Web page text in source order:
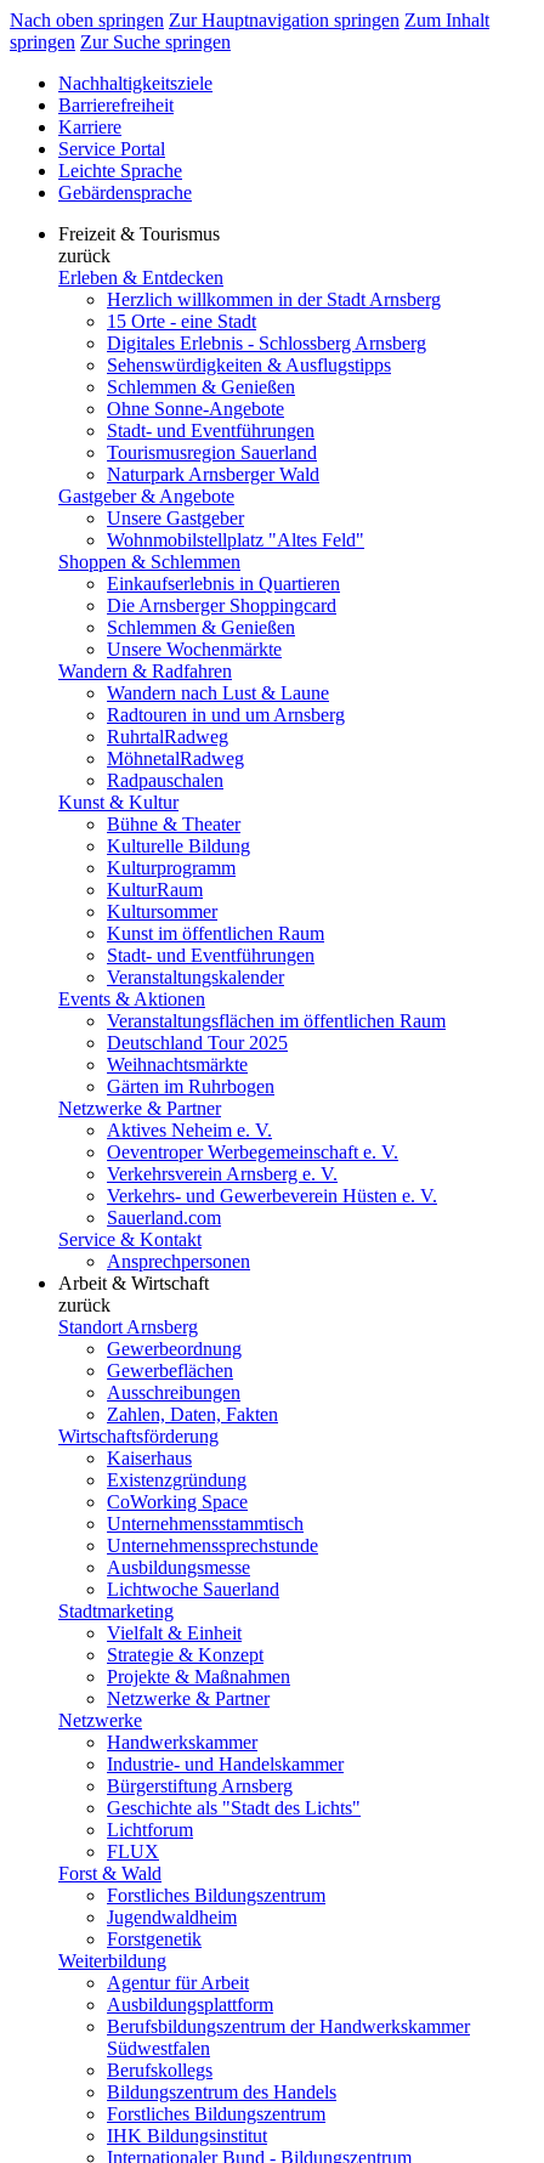
Nach oben springen Zur Hauptnavigation springen Zum Inhalt
springen Zur Suche springen
Nachhaltigkeitsziele
Barrierefreiheit
Karriere
Service Portal
Leichte Sprache
Gebärdensprache
Freizeit & Tourismus
zurück
Erleben & Entdecken
Herzlich willkommen in der Stadt Arnsberg
15 Orte - eine Stadt
Digitales Erlebnis - Schlossberg Arnsberg
Sehenswürdigkeiten & Ausflugstipps
Schlemmen & Genießen
Ohne Sonne-Angebote
Stadt- und Eventführungen
Tourismusregion Sauerland
Naturpark Arnsberger Wald
Gastgeber & Angebote
Unsere Gastgeber
Wohnmobilstellplatz "Altes Feld"
Shoppen & Schlemmen
Einkaufserlebnis in Quartieren
Die Arnsberger Shoppingcard
Schlemmen & Genießen
Unsere Wochenmärkte
Wandern & Radfahren
Wandern nach Lust & Laune
Radtouren in und um Arnsberg
RuhrtalRadweg
MöhnetalRadweg
Radpauschalen
Kunst & Kultur
Bühne & Theater
Kulturelle Bildung
Kulturprogramm
KulturRaum
Kultursommer
Kunst im öffentlichen Raum
Stadt- und Eventführungen
Veranstaltungskalender
Events & Aktionen
Veranstaltungsflächen im öffentlichen Raum
Deutschland Tour 2025
Weihnachtsmärkte
Gärten im Ruhrbogen
Netzwerke & Partner
Aktives Neheim e. V.
Oeventroper Werbegemeinschaft e. V.
Verkehrsverein Arnsberg e. V.
Verkehrs- und Gewerbeverein Hüsten e. V.
Sauerland.com
Service & Kontakt
Ansprechpersonen
Arbeit & Wirtschaft
zurück
Standort Arnsberg
Gewerbeordnung
Gewerbeflächen
Ausschreibungen
Zahlen, Daten, Fakten
Wirtschaftsförderung
Kaiserhaus
Existenzgründung
CoWorking Space
Unternehmensstammtisch
Unternehmenssprechstunde
Ausbildungsmesse
Lichtwoche Sauerland
Stadtmarketing
Vielfalt & Einheit
Strategie & Konzept
Projekte & Maßnahmen
Netzwerke & Partner
Netzwerke
Handwerkskammer
Industrie- und Handelskammer
Bürgerstiftung Arnsberg
Geschichte als "Stadt des Lichts"
Lichtforum
FLUX
Forst & Wald
Forstliches Bildungszentrum
Jugendwaldheim
Forstgenetik
Weiterbildung
Agentur für Arbeit
Ausbildungsplattform
Berufsbildungszentrum der Handwerkskammer
Südwestfalen
Berufskollegs
Bildungszentrum des Handels
Forstliches Bildungszentrum
IHK Bildungsinstitut
Internationaler Bund - Bildungszentrum